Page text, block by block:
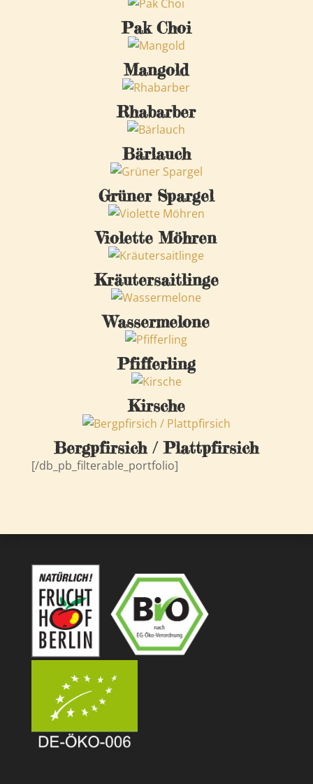
Pak Choi
Mangold
Rhabarber
Bärlauch
Grüner Spargel
Violette Möhren
Kräutersaitlinge
Wassermelone
Pfifferling
Kirsche
Bergpfirsich / Plattpfirsich
[/db_pb_filterable_portfolio]